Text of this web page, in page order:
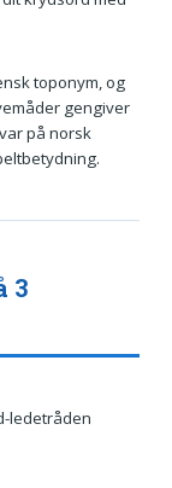
toponym, og
gengiver
på norsk
3
ledetråden